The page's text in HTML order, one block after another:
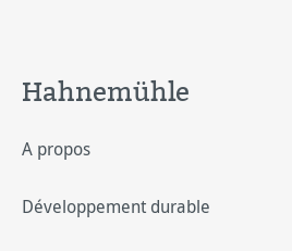
Hahnemühle
A propos
Développement durable